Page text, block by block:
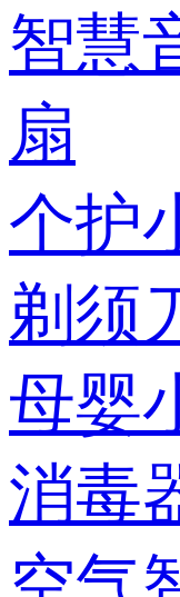
智慧
扇
个护
剃须
母婴
消毒